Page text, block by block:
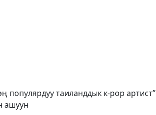
таиланддык к-рор артист”
ашуун